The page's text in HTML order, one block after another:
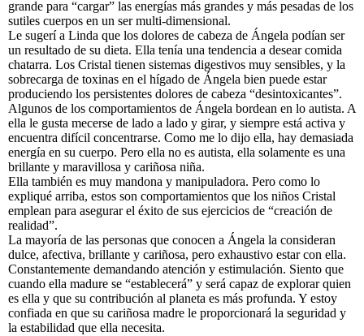
grande para “cargar” las energías más grandes y más pesadas de los
sutiles cuerpos en un ser multi-dimensional.
Le sugerí a Linda que los dolores de cabeza de Ángela podían ser
un resultado de su dieta. Ella tenía una tendencia a desear comida
chatarra. Los Cristal tienen sistemas digestivos muy sensibles, y la
sobrecarga de toxinas en el hígado de Ángela bien puede estar
produciendo los persistentes dolores de cabeza “desintoxicantes”.
Algunos de los comportamientos de Ángela bordean en lo autista. A
ella le gusta mecerse de lado a lado y girar, y siempre está activa y
encuentra difícil concentrarse. Como me lo dijo ella, hay demasiada
energía en su cuerpo. Pero ella no es autista, ella solamente es una
brillante y maravillosa y cariñosa niña.
Ella también es muy mandona y manipuladora. Pero como lo
expliqué arriba, estos son comportamientos que los niños Cristal
emplean para asegurar el éxito de sus ejercicios de “creación de
realidad”.
La mayoría de las personas que conocen a Ángela la consideran
dulce, afectiva, brillante y cariñosa, pero exhaustivo estar con ella.
Constantemente demandando atención y estimulación. Siento que
cuando ella madure se “establecerá” y será capaz de explorar quien
es ella y que su contribución al planeta es más profunda. Y estoy
confiada en que su cariñosa madre le proporcionará la seguridad y
la estabilidad que ella necesita.